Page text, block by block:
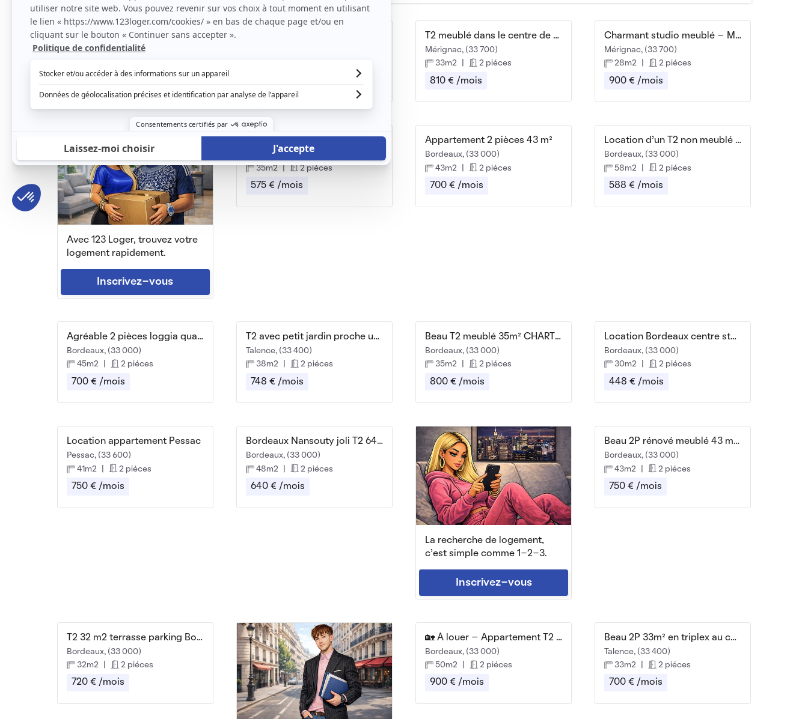
Avec 123 Loger, trouvez votre
logement rapidement.
Inscrivez-vous
La recherche de logement,
c'est simple comme 1-2-3.
Inscrivez-vous
Beau T2 meublé 45m²
Mérignac, (33 700)
T2 meublé dans le centre de Merignac
Mérignac, (33 700)
33m2
2 piéces
810 € /mois
Charmant studio meublé – Mérignac / Pessac – 28 m²
Mérignac, (33 700)
28m2
2 piéces
900 € /mois
Bordeaux, (33 000)
35m2
2 piéces
575 € /mois
Appartement 2 pièces 43 m²
Bordeaux, (33 000)
43m2
2 piéces
700 € /mois
Location d'un T2 non meublé au 12 Rue de la Plaine
Bordeaux, (33 000)
58m2
2 piéces
588 € /mois
Agréable 2 pièces loggia quartier des Capucins
Bordeaux, (33 000)
45m2
2 piéces
700 € /mois
T2 avec petit jardin proche université
Talence, (33 400)
38m2
2 piéces
748 € /mois
Beau T2 meublé 35m² CHARTRONS
Bordeaux, (33 000)
35m2
2 piéces
800 € /mois
Location Bordeaux centre studio avec chambre
Bordeaux, (33 000)
30m2
2 piéces
448 € /mois
Location appartement Pessac
Pessac, (33 600)
41m2
2 piéces
750 € /mois
Bordeaux Nansouty joli T2 640 CC
Bordeaux, (33 000)
48m2
2 piéces
640 € /mois
Beau 2P rénové meublé 43 m² - rue kleber
Bordeaux, (33 000)
43m2
2 piéces
750 € /mois
T2 32 m2 terrasse parking Bordeaux intraboulevards
Bordeaux, (33 000)
32m2
2 piéces
720 € /mois
🏡 À louer – Appartement T2 avec jardin
Bordeaux, (33 000)
50m2
2 piéces
900 € /mois
Beau 2P 33m² en triplex au caractère unique
Talence, (33 400)
33m2
2 piéces
700 € /mois